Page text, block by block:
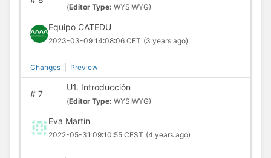
(Editor Type: WYSIWYG)
Equipo CATEDU
2023-03-09 14:08:06 CET (3 years ago)
Changes Preview
#7
U1. Introducción
(Editor Type: WYSIWYG)
Eva Martín
2022-05-31 09:10:55 CEST (4 years ago)